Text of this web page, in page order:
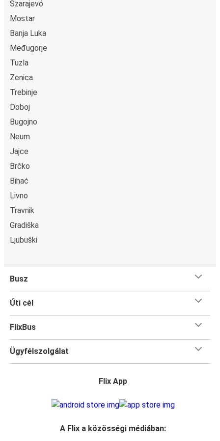
Szarajevó
Mostar
Banja Luka
Međugorje
Tuzla
Zenica
Trebinje
Doboj
Bugojno
Neum
Jajce
Brčko
Bihać
Livno
Travnik
Gradiška
Ljubuški
Busz
Úti cél
FlixBus
Ügyfélszolgálat
Flix App
A Flix a közösségi médiában: